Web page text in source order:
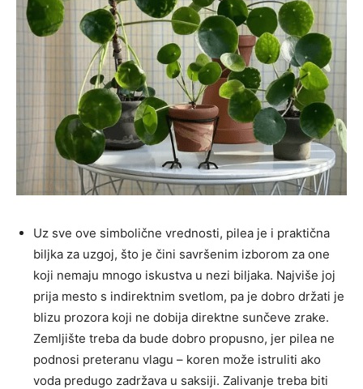
Uz sve ove simbolične vrednosti, pilea je i praktična
biljka za uzgoj, što je čini savršenim izborom za one
koji nemaju mnogo iskustva u nezi biljaka. Najviše joj
prija mesto s indirektnim svetlom, pa je dobro držati je
blizu prozora koji ne dobija direktne sunčeve zrake.
Zemljište treba da bude dobro propusno, jer pilea ne
podnosi preteranu vlagu – koren može istruliti ako
voda predugo zadržava u saksiji. Zalivanje treba biti